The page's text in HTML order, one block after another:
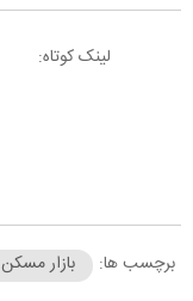
لینک کوتاه:
برچسب ها: بازار مسکن